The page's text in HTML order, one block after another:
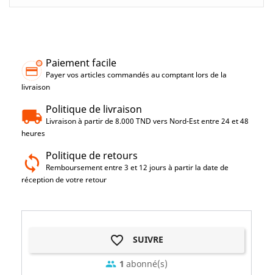
Paiement facile
Payer vos articles commandés au comptant lors de la
livraison
Politique de livraison
Livraison à partir de 8.000 TND vers Nord-Est entre 24 et 48
heures
Politique de retours
Remboursement entre 3 et 12 jours à partir la date de
réception de votre retour
favorite_border SUIVRE
group 1 abonné(s)